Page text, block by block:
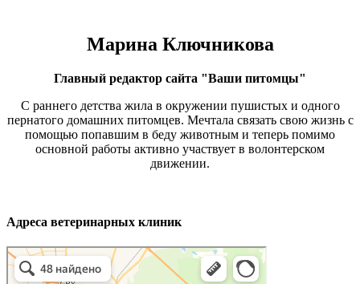
Марина Ключникова
Главный редактор сайта "Ваши питомцы"
С раннего детства жила в окружении пушистых и одного
пернатого домашних питомцев. Мечтала связать свою жизнь с
помощью попавшим в беду животным и теперь помимо
основной работы активно участвует в волонтерском
движении.
Адреса ветеринарных клиник